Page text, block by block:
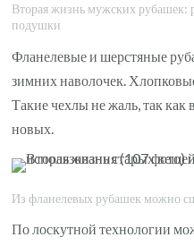
Вторая жизнь мужских рубашек:
подушки
Фланелевые и шерстяные
зимних наволочек.
Такие чехлы не жаль, так
новых.
Из фланелевых рубашек можно
По лоскутной технологии